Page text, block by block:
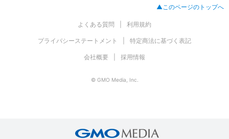
▲このページのトップへ
よくある質問 利用規約
プライバシーステートメント 特定商法に基づく表記
会社概要 採用情報
© GMO Media, Inc.